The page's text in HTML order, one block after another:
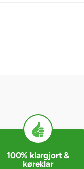
100% klargjort &
køreklar